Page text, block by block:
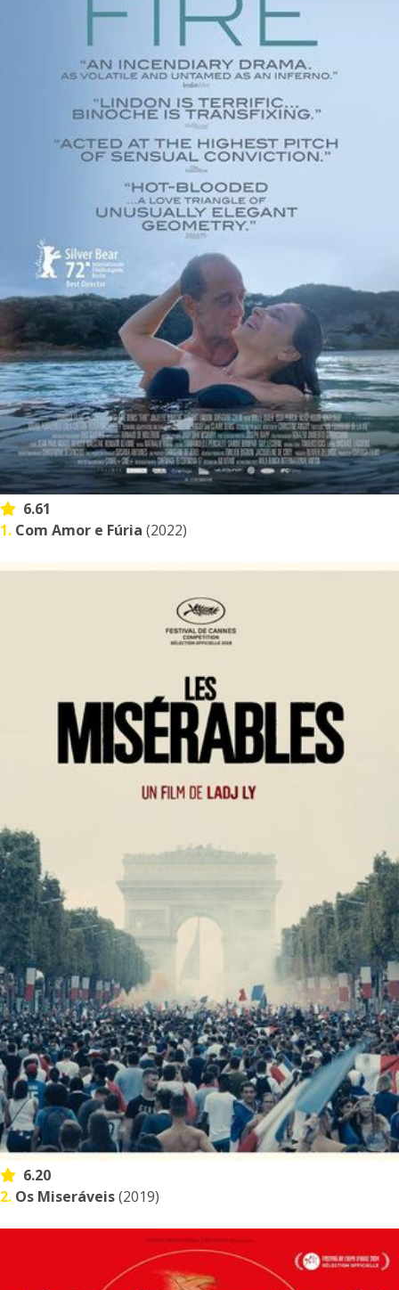
6.61
1. Com Amor e Fúria (2022)
6.20
2. Os Miseráveis(2019)